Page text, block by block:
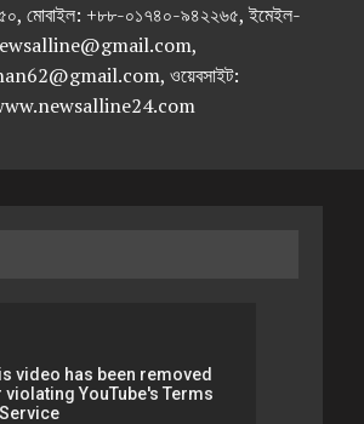
মোবাইল: +৮৮-০১৭৪০-৯৪২২৬৫, ইমেইল-
ওয়েবসাইট: